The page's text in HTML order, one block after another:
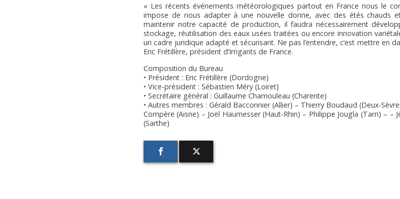
« Les récents événements météorologiques partout en France nous le
impose de nous adapter à une nouvelle donne, avec des étés chauds
maintenir notre capacité de production, il faudra nécessairement
stockage, réutilisation des eaux usées traitées ou encore innovation
un cadre juridique adapté et sécurisant. Ne pas l’entendre, c’est mettre en
Eric Frétillère, président d’Irrigants de France.
Composition du Bureau
• Président : Eric Frétillère (Dordogne)
• Vice-président : Sébastien Méry (Loiret)
• Secrétaire général : Guillaume Chamouleau (Charente)
• Autres membres : Gérald Bacconnier (Allier) – Thierry Boudaud (Deux-
Compère (Aisne) – Joël Haumesser (Haut-Rhin) – Philippe Jougla (Tarn) – –
(Sarthe)